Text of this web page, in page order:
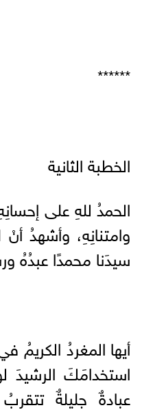
******
الخطبة الثانية
الحمدُ للهِ على
وامتنانِهِ، وأشهدُ أنْ
سيدَنا محمدًا عبدُهُ
أيها المغردُ الكريمُ
استخدامَكَ الرشيدَ
عبادةٌ جليلةٌ